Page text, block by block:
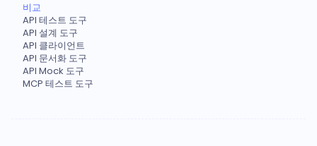
비교
API 테스트 도구
API 설계 도구
API 클라이언트
API 문서화 도구
API Mock 도구
MCP 테스트 도구